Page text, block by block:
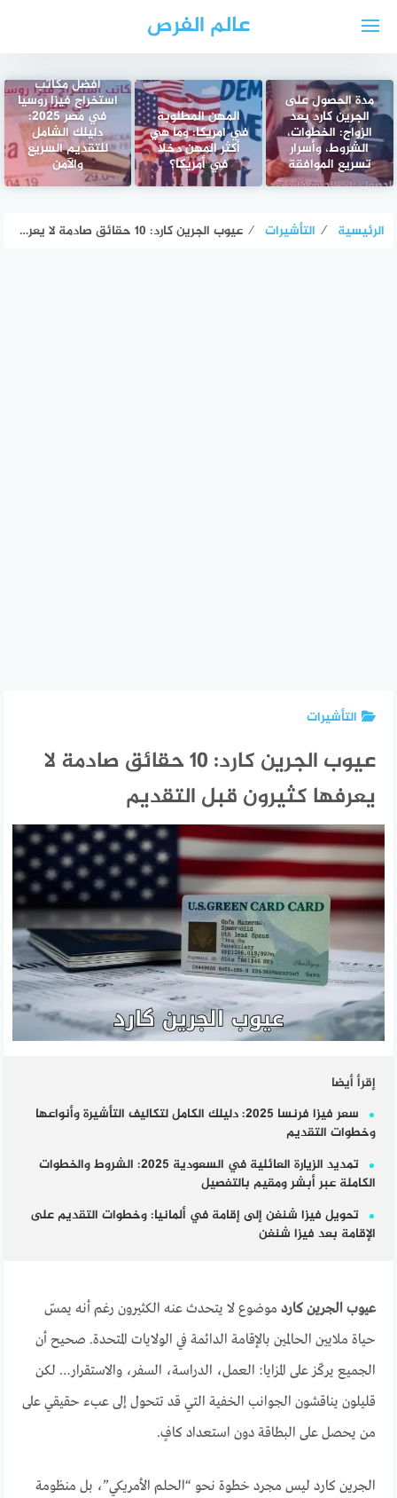
عالم الفرص
مدة الحصول على
الجرين كارد بعد
الزواج: الخطوات،
الشروط، وأسرار
تسريع الموافقة
المهن المطلوبة
في امريكا: وما هي
أكثر المهن دخلاً
في أمريكا؟
أفضل مكاتب
استخراج فيزا روسيا
في مصر 2025:
دليلك الشامل
للتقديم السريع
والآمن
الرئيسية ⁄ التأشيرات ⁄ عيوب الجرين كارد: 10 حقائق صادمة لا يعرفها كثيرون قبل التقديم
التأشيرات
عيوب الجرين كارد: 10 حقائق صادمة لا
يعرفها كثيرون قبل التقديم
إقرأ أيضا
سعر فيزا فرنسا 2025: دليلك الكامل لتكاليف التأشيرة وأنواعها
وخطوات التقديم
تمديد الزيارة العائلية في السعودية 2025: الشروط والخطوات
الكاملة عبر أبشر ومقيم بالتفصيل
تحويل فيزا شنغن إلى إقامة في ألمانيا: وخطوات التقديم على
الإقامة بعد فيزا شنغن
عيوب الجرين كارد موضوع لا يتحدث عنه الكثيرون رغم أنه يمسّ
حياة ملايين الحالمين بالإقامة الدائمة في الولايات المتحدة. صحيح أن
الجميع يركّز على المزايا: العمل، الدراسة، السفر، والاستقرار… لكن
قليلون يناقشون الجوانب الخفية التي قد تتحول إلى عبء حقيقي على
من يحصل على البطاقة دون استعداد كافٍ.
الجرين كارد ليس مجرد خطوة نحو “الحلم الأمريكي”، بل منظومة